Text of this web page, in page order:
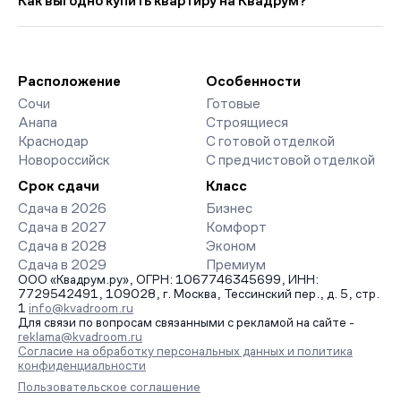
доступны отзывы жильцов о качестве строительства,
интерактивный генплан корпусов, сроки сдачи, особенности
организует просмотр и поможет одобрить ипотеку по
минимальной ставке. Чтобы зафиксировать цену, оставьте
заявку на обратный звонок.
Расположение
Сочи
Анапа
Краснодар
Новороссийск
Особенности
Готовые
Строящиеся
С готовой отделкой
С предчистовой отделкой
Срок сдачи
Сдача в 2026
Сдача в 2027
Сдача в 2028
Сдача в 2029
Класс
Бизнес
Комфорт
Эконом
Премиум
ООО «Квадрум.ру», ОГРН: 1067746345699, ИНН:
7729542491, 109028, г. Москва, Тессинский пер., д. 5, стр.
1 info@kvadroom.ru
Для связи по вопросам связанными с рекламой на сайте -
reklama@kvadroom.ru
Согласие на обработку персональных данных и политика
конфиденциальности
Пользовательское соглашение